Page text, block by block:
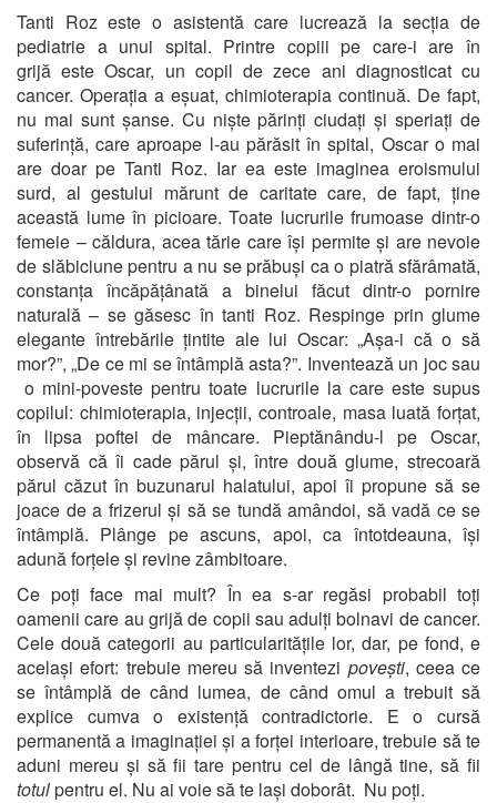
Tanti Roz este o asistentă care lucrează la secția de
pediatrie a unui spital. Printre copiii pe care-i are în
grijă este Oscar, un copil de zece ani diagnosticat cu
cancer. Operația a eșuat, chimioterapia continuă. De fapt,
nu mai sunt șanse. Cu niște părinți ciudați și speriați de
suferință, care aproape l-au părăsit în spital, Oscar o mai
are doar pe Tanti Roz. Iar ea este imaginea eroismului
surd, al gestului mărunt de caritate care, de fapt, ține
această lume în picioare. Toate lucrurile frumoase dintr-o
femeie – căldura, acea tărie care își permite și are nevoie
de slăbiciune pentru a nu se prăbuși ca o piatră sfărâmată,
constanța încăpățânată a binelui făcut dintr-o pornire
naturală – se găsesc în tanti Roz. Respinge prin glume
elegante întrebările țintite ale lui Oscar: „Așa-i că o să
mor?”, „De ce mi se întâmplă asta?”. Inventează un joc sau
o mini-poveste pentru toate lucrurile la care este supus
copilul: chimioterapia, injecții, controale, masa luată forțat,
în lipsa poftei de mâncare. Pieptănându-l pe Oscar,
observă că îi cade părul și, între două glume, strecoară
părul căzut în buzunarul halatului, apoi îi propune să se
joace de a frizerul și să se tundă amândoi, să vadă ce se
întâmplă. Plânge pe ascuns, apoi, ca întotdeauna, își
adună forțele și revine zâmbitoare.
Ce poți face mai mult? În ea s-ar regăsi probabil toți
oamenii care au grijă de copii sau adulți bolnavi de cancer.
Cele două categorii au particularitățile lor, dar, pe fond, e
același efort: trebuie mereu să inventezi povești, ceea ce
se întâmplă de când lumea, de când omul a trebuit să
explice cumva o existență contradictorie. E o cursă
permanentă a imaginației și a forței interioare, trebuie să te
aduni mereu și să fii tare pentru cel de lângă tine, să fii
totulpentru el. Nu ai voie să te lași doborât. Nu poți.